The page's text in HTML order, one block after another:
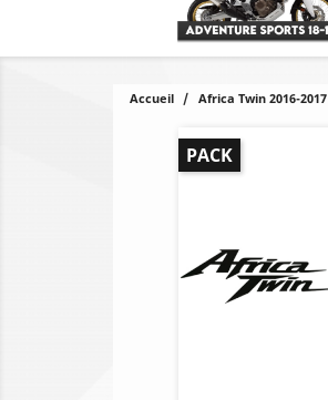
Accueil Africa Twin 2016-2017
PACK